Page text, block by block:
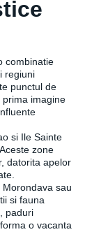
combinatie
regiuni
punctul de
imagine
si Ile Sainte
zone
datorita apelor
sau
si fauna
paduri
o vacanta